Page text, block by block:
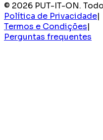
© 2026 PUT-IT-ON.
Política de Privacidade|
Termos e Condições|
Perguntas frequentes